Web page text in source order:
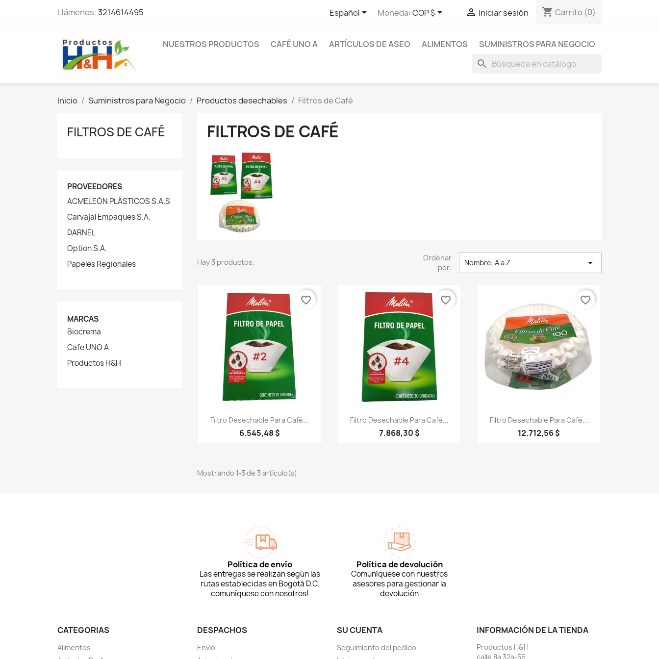
Llámenos:3214614495 Español Moneda:COP $  Iniciar sesión shopping_cart Carrito (0)
NUESTROS PRODUCTOS CAFÉ UNO A ARTÍCULOS DE ASEO ALIMENTOS SUMINISTROS PARA NEGOCIO
search
Inicio Suministros para Negocio Productos desechables Filtros de Café
FILTROS DE CAFÉ
PROVEEDORES
ACMELEÓN PLÁSTICOS S.A.S
Carvajal Empaques S.A.
DARNEL
Option S.A.
Papeles Regionales
MARCAS
Biocrema
Cafe UNO A
Productos H&H
FILTROS DE CAFÉ
Hay 3 productos.
Ordenar
por:
Nombre, A a Z 
Vista rápida
Filtro Desechable Para Café...
6.545,48 $
favorite_border
Vista rápida
Filtro Desechable Para Café...
7.868,30 $
favorite_border
Vista rápida
Filtro Desechable Para Café...
12.712,56 $
favorite_border
Mostrando 1-3 de 3 artículo(s)
Política de envío
Las entregas se realizan según las
rutas establecidas en Bogotá D.C,
comuníquese con nosotros!
Política de devolución
Comuníquese con nuestros
asesores para gestionar la
devolución
CATEGORIAS
Alimentos
DESPACHOS
Envío
SU CUENTA
Seguimiento del pedido
INFORMACIÓN DE LA TIENDA
Productos H&H
calle 8a 32a-56